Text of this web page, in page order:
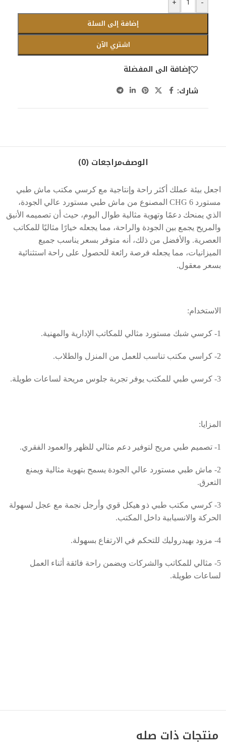
إضافة إلى السلة
اشتري الآن
إضافة الى المفضلة
شارك:
الوصفمراجعات (0)
اجعل بيئة عملك أكثر راحة وإنتاجية مع كرسي مكتب ماش طبي
مستورد CHG 6 المصنوع من ماش طبي مستورد عالي الجودة،
الذي يمنحك دعمًا وتهوية مثالية طوال اليوم، حيث أن تصميمه الأنيق
والمريح يجمع بين الجودة والراحة، مما يجعله خيارًا مثاليًا للمكاتب
العصرية. والأفضل من ذلك، أنه متوفر بسعر يناسب جميع
الميزانيات، مما يجعله فرصة رائعة للحصول على راحة استثنائية
بسعر معقول.
الاستخدام:
1- كرسي شبك مستورد مثالي للمكاتب الإدارية والمهنية.
2- كراسي مكتب تناسب للعمل من المنزل والطلاب.
3- كرسي طبي للمكتب يوفر تجربة جلوس مريحة لساعات طويلة.
المزايا:
1- تصميم طبي مريح لتوفير دعم مثالي للظهر والعمود الفقري.
2- ماش طبي مستورد عالي الجودة يسمح بتهوية مثالية ويمنع
التعرق.
3- كرسي مكتب طبي ذو هيكل قوي وأرجل نجمة مع عجل لسهولة
الحركة والانسيابية داخل المكتب.
4- مزود بهيدروليك للتحكم في الارتفاع بسهولة.
5- مثالي للمكاتب والشركات ويضمن راحة فائقة أثناء العمل
لساعات طويلة.
منتجات ذات صله